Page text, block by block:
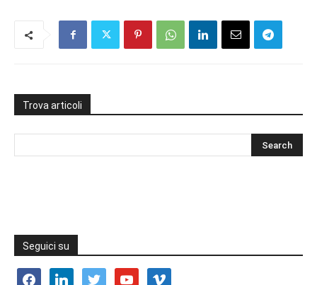
Trova articoli
Seguici su
facebooklinkedin twitter youtube vimeo